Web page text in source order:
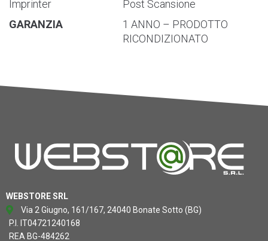
Imprinter
Post Scansione
GARANZIA
1 ANNO – PRODOTTO
RICONDIZIONATO
WEBSTORE SRL
Via 2 Giugno, 161/167, 24040 Bonate Sotto (BG)
P.I. IT04721240168
REA BG-484262